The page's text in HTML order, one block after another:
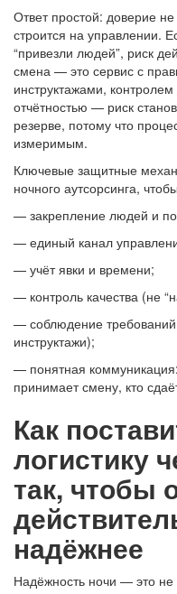
Ответ простой: доверие
строится на управлении.
“привезли людей”, риск
смена — это сервис с
инструктажами,
отчётностью — риск
резерве, потому что
измеримым.
Ключевые защитные
ночного аутсорсинга,
— закрепление людей и
— единый канал
— учёт явки и времени;
— контроль качества (не
— соблюдение требований
инструктажи);
— понятная коммуникация:
принимает смену, кто
Как
логистику
так, чтобы
надёжнее
Надёжность ночи — это не